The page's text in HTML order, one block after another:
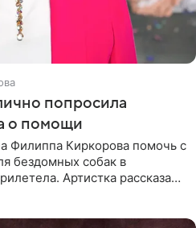
попросила
о помощи
Филиппа Киркорова помочь с
бездомных собак в
Артистка рассказала